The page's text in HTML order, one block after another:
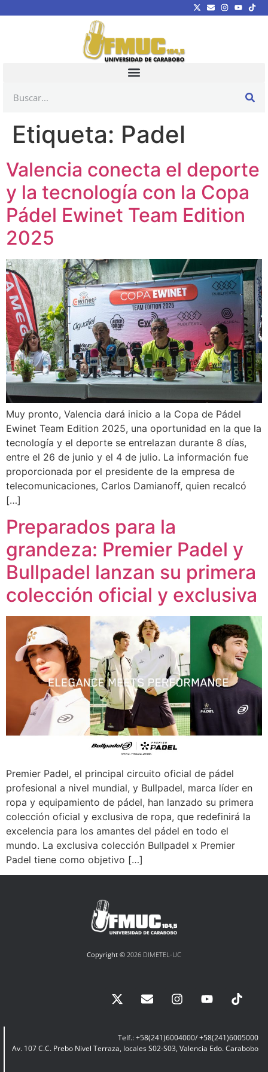
Etiqueta: Padel
Valencia conecta el deporte
y la tecnología con la Copa
Pádel Ewinet Team Edition
2025
Muy pronto, Valencia dará inicio a la Copa de Pádel
Ewinet Team Edition 2025, una oportunidad en la que la
tecnología y el deporte se entrelazan durante 8 días,
entre el 26 de junio y el 4 de julio. La información fue
proporcionada por el presidente de la empresa de
telecomunicaciones, Carlos Damianoff, quien recalcó
[…]
Preparados para la
grandeza: Premier Padel y
Bullpadel lanzan su primera
colección oficial y exclusiva
Premier Padel, el principal circuito oficial de pádel
profesional a nivel mundial, y Bullpadel, marca líder en
ropa y equipamiento de pádel, han lanzado su primera
colección oficial y exclusiva de ropa, que redefinirá la
excelencia para los amantes del pádel en todo el
mundo. La exclusiva colección Bullpadel x Premier
Padel tiene como objetivo […]
Copyright © 2026 DIMETEL-UC
Telf.: +58(241)6004000/ +58(241)6005000
Av. 107 C.C. Prebo Nivel Terraza, locales S02-S03, Valencia Edo. Carabobo